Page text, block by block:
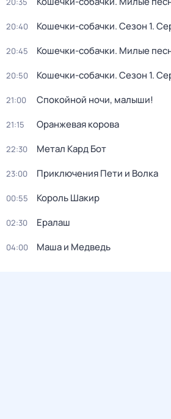
20:40 Кошечки-собачки. Сезон 1.
20:45 Кошечки-собачки. Милые
20:50 Кошечки-собачки. Сезон 1.
21:00 Спокойной ночи, малыши!
21:15 Оранжевая корова
22:30 Метал Кард Бот
23:00 Приключения Пети и Волка
00:55 Король Шакир
02:30 Ералаш
04:00 Маша и Медведь